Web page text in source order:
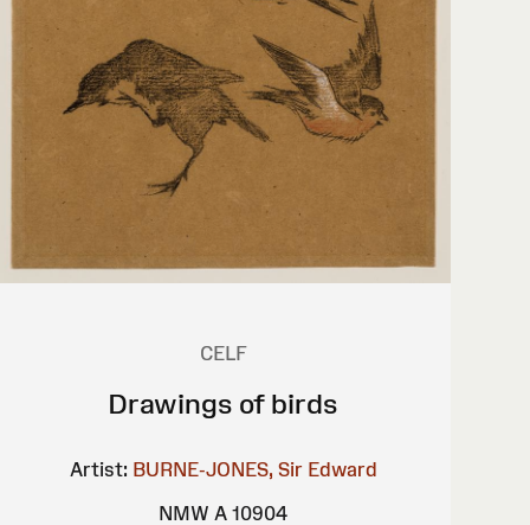
CELF
Drawings of birds
Artist: BURNE-JONES, Sir Edward
NMW A 10904